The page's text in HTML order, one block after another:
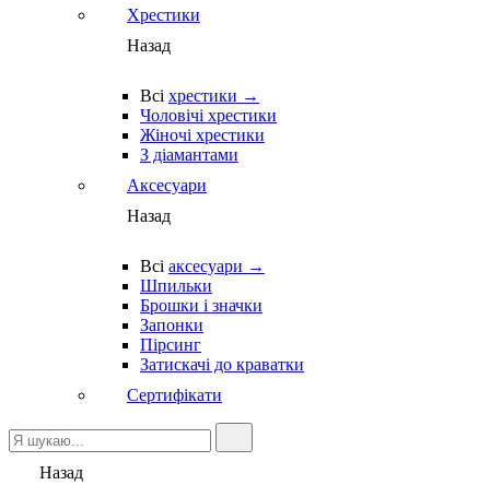
Хрестики
Назад
Всі хрестики →
Чоловічі хрестики
Жіночі хрестики
З діамантами
Аксесуари
Назад
Всі аксесуари →
Шпильки
Брошки і значки
Запонки
Пірсинг
Затискачі до краватки
Сертифікати
Назад